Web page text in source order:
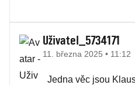
Uživatel_5734171
11. března 2025 • 11:12
Jedna věc jsou